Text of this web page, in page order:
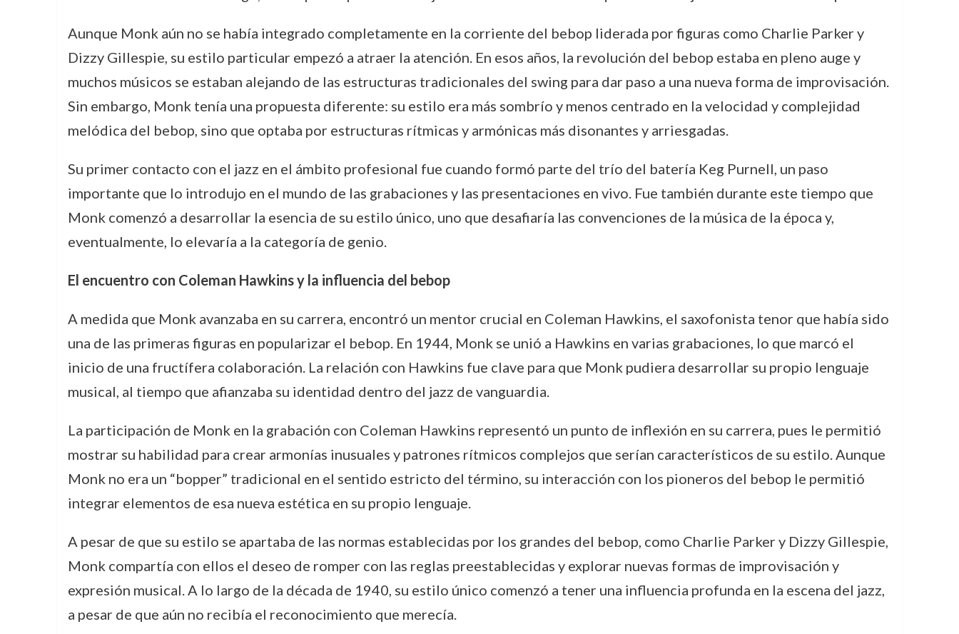
Aunque Monk aún no se había integrado completamente en la corriente del bebop liderada por figuras como Charlie Parker y
Dizzy Gillespie, su estilo particular empezó a atraer la atención. En esos años, la revolución del bebop estaba en pleno auge y
muchos músicos se estaban alejando de las estructuras tradicionales del swing para dar paso a una nueva forma de improvisación.
Sin embargo, Monk tenía una propuesta diferente: su estilo era más sombrío y menos centrado en la velocidad y complejidad
melódica del bebop, sino que optaba por estructuras rítmicas y armónicas más disonantes y arriesgadas.
Su primer contacto con el jazz en el ámbito profesional fue cuando formó parte del trío del batería Keg Purnell, un paso
importante que lo introdujo en el mundo de las grabaciones y las presentaciones en vivo. Fue también durante este tiempo que
Monk comenzó a desarrollar la esencia de su estilo único, uno que desafiaría las convenciones de la música de la época y,
eventualmente, lo elevaría a la categoría de genio.
El encuentro con Coleman Hawkins y la influencia del bebop
A medida que Monk avanzaba en su carrera, encontró un mentor crucial en Coleman Hawkins, el saxofonista tenor que había sido
una de las primeras figuras en popularizar el bebop. En 1944, Monk se unió a Hawkins en varias grabaciones, lo que marcó el
inicio de una fructífera colaboración. La relación con Hawkins fue clave para que Monk pudiera desarrollar su propio lenguaje
musical, al tiempo que afianzaba su identidad dentro del jazz de vanguardia.
La participación de Monk en la grabación con Coleman Hawkins representó un punto de inflexión en su carrera, pues le permitió
mostrar su habilidad para crear armonías inusuales y patrones rítmicos complejos que serían característicos de su estilo. Aunque
Monk no era un “bopper” tradicional en el sentido estricto del término, su interacción con los pioneros del bebop le permitió
integrar elementos de esa nueva estética en su propio lenguaje.
A pesar de que su estilo se apartaba de las normas establecidas por los grandes del bebop, como Charlie Parker y Dizzy Gillespie,
Monk compartía con ellos el deseo de romper con las reglas preestablecidas y explorar nuevas formas de improvisación y
expresión musical. A lo largo de la década de 1940, su estilo único comenzó a tener una influencia profunda en la escena del jazz,
a pesar de que aún no recibía el reconocimiento que merecía.